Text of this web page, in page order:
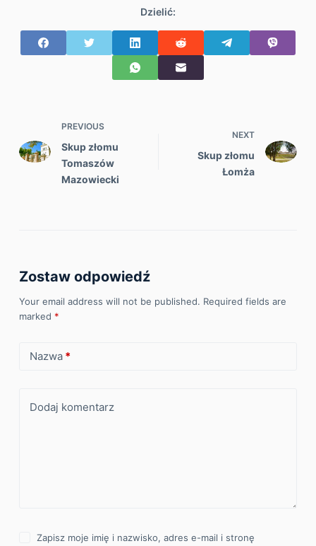
Dzielić:
PREVIOUS
Skup złomu
Tomaszów
Mazowiecki
NEXT
Skup złomu
Łomża
Zostaw odpowiedź
Your email address will not be published. Required fields are
marked *
Nazwa*
Dodaj komentarz
Zapisz moje imię i nazwisko, adres e-mail i stronę